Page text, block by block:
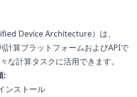
Device Architecture）は、
計算プラットフォームおよびAPIで
な計算タスクに活用できます。
:
ンストール